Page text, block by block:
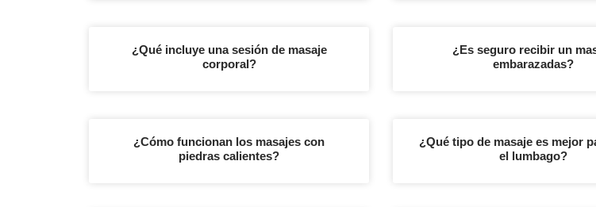
¿Qué incluye una sesión de masaje
corporal?
¿Es seguro recibir un
embarazadas?
¿Cómo funcionan los masajes con
piedras calientes?
¿Qué tipo de masaje es mejor
el lumbago?